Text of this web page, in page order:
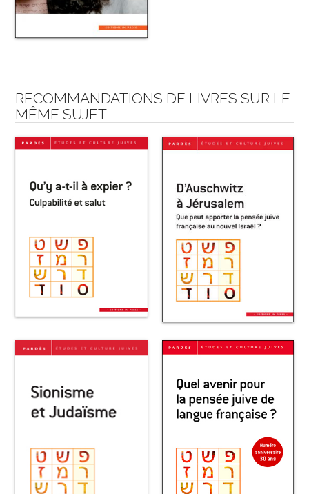
RECOMMANDATIONS DE LIVRES SUR LE
MÊME SUJET